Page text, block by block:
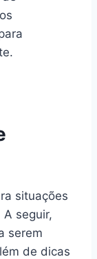
situações
seguir,
serem
de dicas